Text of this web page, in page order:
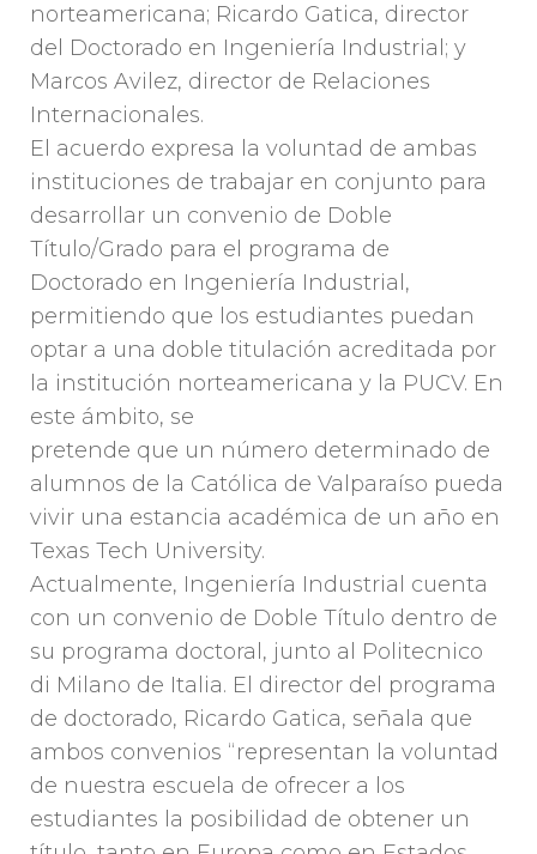
norteamericana; Ricardo Gatica, director
del Doctorado en Ingeniería Industrial; y
Marcos Avilez, director de Relaciones
Internacionales.
El acuerdo expresa la voluntad de ambas
instituciones de trabajar en conjunto para
desarrollar un convenio de Doble
Título/Grado para el programa de
Doctorado en Ingeniería Industrial,
permitiendo que los estudiantes puedan
optar a una doble titulación acreditada por
la institución norteamericana y la PUCV. En
este ámbito, se
pretende que un número determinado de
alumnos de la Católica de Valparaíso pueda
vivir una estancia académica de un año en
Texas Tech University.
Actualmente, Ingeniería Industrial cuenta
con un convenio de Doble Título dentro de
su programa doctoral, junto al Politecnico
di Milano de Italia. El director del programa
de doctorado, Ricardo Gatica, señala que
ambos convenios “representan la voluntad
de nuestra escuela de ofrecer a los
estudiantes la posibilidad de obtener un